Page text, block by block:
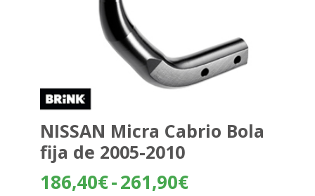
NISSAN Micra Cabrio Bola
fija de 2005-2010
186,40€-261,90€Rango